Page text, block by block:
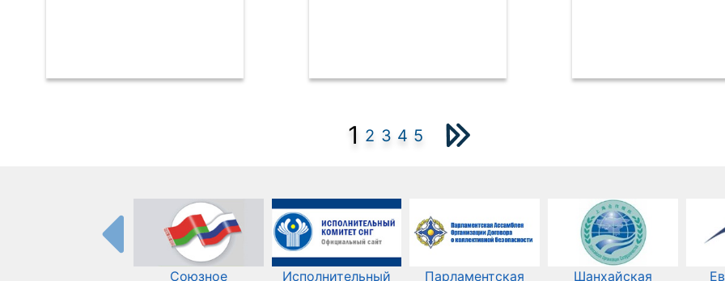
1 2 3 4 5
Союзное Исполнительный Парламентская Шанхайская